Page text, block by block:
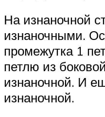
На изнаночной
изнаночными.
промежутка 1
петлю из
изнаночной. И
изнаночной.